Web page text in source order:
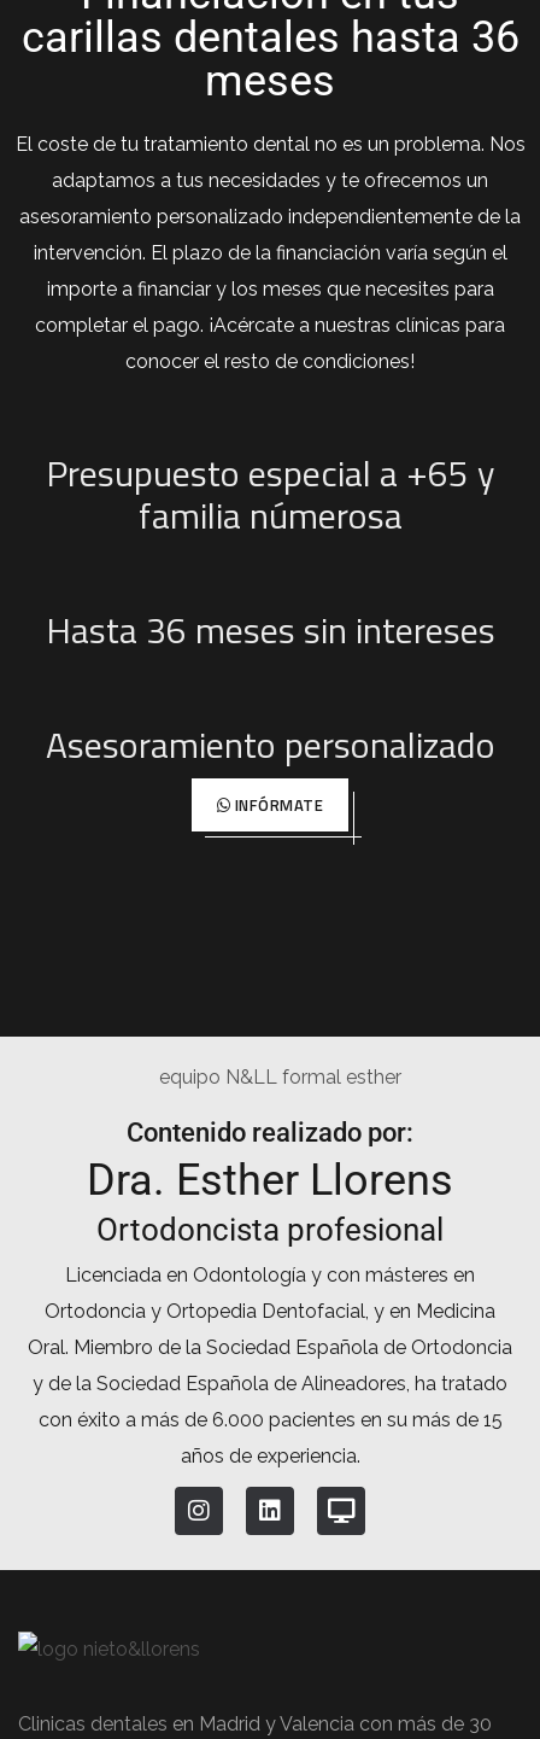
carillas dentales hasta 36
meses
El coste de tu tratamiento dental no es un problema. Nos
adaptamos a tus necesidades y te ofrecemos un
asesoramiento personalizado independientemente de la
intervención. El plazo de la financiación varía según el
importe a financiar y los meses que necesites para
completar el pago. ¡Acércate a nuestras clínicas para
conocer el resto de condiciones!
Presupuesto especial a +65 y
familia númerosa
Hasta 36 meses sin intereses
Asesoramiento personalizado
INFÓRMATE
Contenido realizado por:
Dra. Esther Llorens
Ortodoncista profesional
Licenciada en Odontología y con másteres en
Ortodoncia y Ortopedia Dentofacial, y en Medicina
Oral. Miembro de la Sociedad Española de Ortodoncia
y de la Sociedad Española de Alineadores, ha tratado
con éxito a más de 6.000 pacientes en su más de 15
años de experiencia.
Clinicas dentales en Madrid y Valencia con más de 30